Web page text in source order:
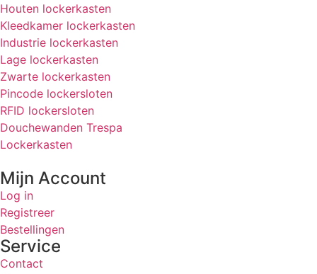
Houten lockerkasten
Kleedkamer lockerkasten
Industrie lockerkasten
Lage lockerkasten
Zwarte lockerkasten
Pincode lockersloten
RFID lockersloten
Douchewanden Trespa
Lockerkasten
Mijn Account
Log in
Registreer
Bestellingen
Service
Contact